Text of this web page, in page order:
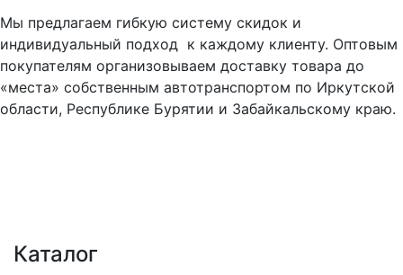
Мы предлагаем гибкую систему скидок и
индивидуальный подход к каждому клиенту. Оптовым
покупателям организовываем доставку товара до
«места» собственным автотранспортом по Иркутской
области, Республике Бурятии и Забайкальскому краю.
Каталог